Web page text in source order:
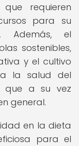
requieren
para su
Además, el
sostenibles,
y el cultivo
a la salud del
que a su vez
general.
en la dieta
para el